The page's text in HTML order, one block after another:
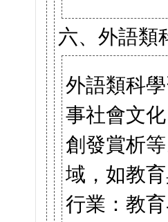
六、外語類
外語類科
事社會文
創發賞析
域，如教
行業：教